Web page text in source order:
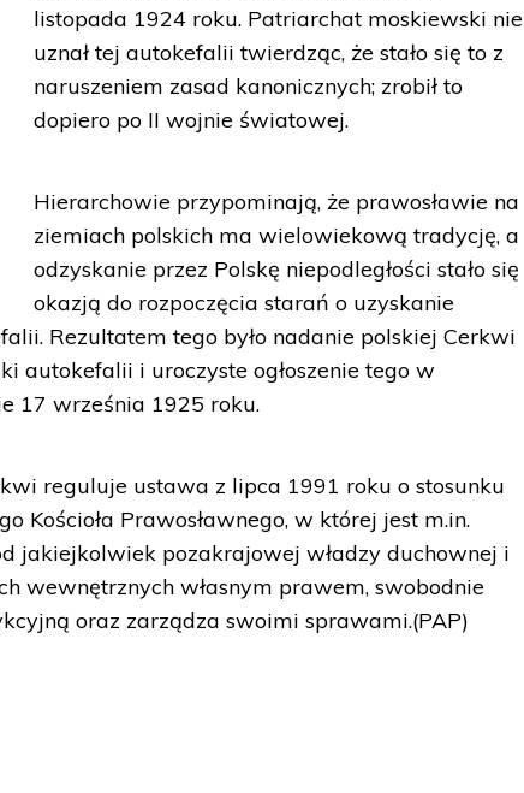
listopada 1924 roku. Patriarchat moskiewski nie
uznał tej autokefalii twierdząc, że stało się to z
naruszeniem zasad kanonicznych; zrobił to
dopiero po II wojnie światowej.
Hierarchowie przypominają, że prawosławie na
ziemiach polskich ma wielowiekową tradycję, a
odzyskanie przez Polskę niepodległości stało się
okazją do rozpoczęcia starań o uzyskanie
Rezultatem tego było nadanie polskiej Cerkwi
autokefalii i uroczyste ogłoszenie tego w
17 września 1925 roku.
reguluje ustawa z lipca 1991 roku o stosunku
Kościoła Prawosławnego, w której jest m.in.
jakiejkolwiek pozakrajowej władzy duchownej i
wewnętrznych własnym prawem, swobodnie
oraz zarządza swoimi sprawami.(PAP)